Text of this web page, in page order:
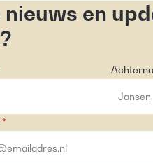
nieuws en
*